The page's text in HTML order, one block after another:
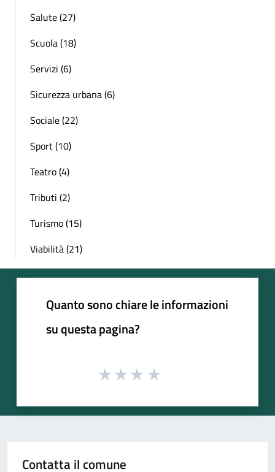
Salute (27)
Scuola (18)
Servizi (6)
Sicurezza urbana (6)
Sociale (22)
Sport (10)
Teatro (4)
Tributi (2)
Turismo (15)
Viabilità (21)
Quanto sono chiare le informazioni
su questa pagina?
Contatta il comune